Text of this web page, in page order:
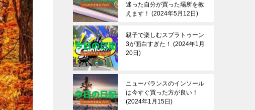
迷った自分が買った場所を教
えます！
2024年5月12日
親子で楽しむスプラトゥーン
3が面白すぎた！
2024年1月
20日
ニューバランスのインソール
は今すぐ買った方が良い！
2024年1月15日